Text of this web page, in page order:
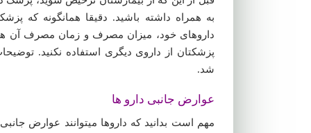
به همراه داشته باشید. دقیقا همانگونه که
داروهای خود، میزان مصرف و زمان مصرف آن ها
پزشکتان از داروی دیگری استفاده نکنید.
شد.
عوارض جانبی دارو ها
مهم است بدانید که داروها میتوانند عوارض